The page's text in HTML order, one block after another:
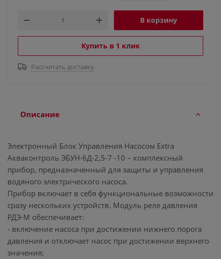
В корзину
Купить в 1 клик
Рассчитать доставку
Описание
Электронный Блок Управления Насосом Extra
Акваконтроль ЭБУН-6Д-2,5-7 -10 – комплексный
прибор, предназначенный для защиты и управления
водяного электрического насоса.
Прибор включает в себя функциональные возможности
сразу нескольких устройств. Модуль реле давления
РДЭ-М обеспечивает:
- включение насоса при достижении нижнего порога
давления и отключает насос при достижении верхнего
значения;